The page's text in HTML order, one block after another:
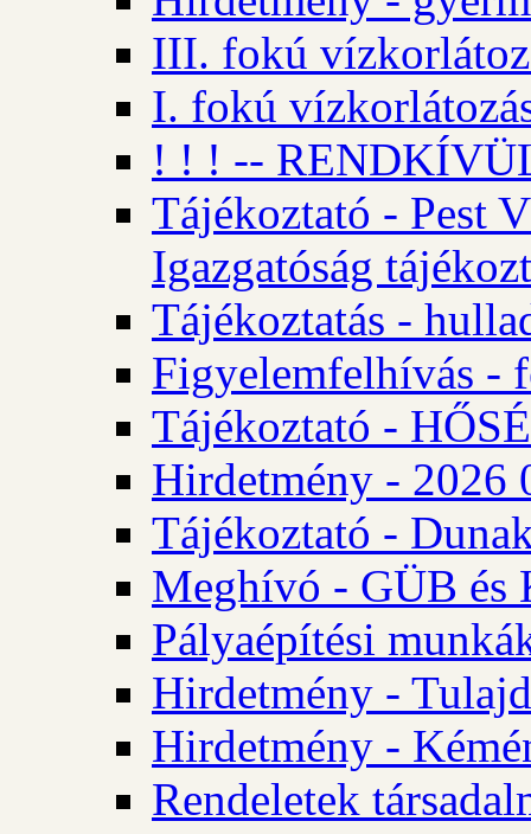
III. fokú
I. fokú
! ! ! --
Tájékoztató - Pest
Igazgatóság
Tájékoztatás -
Figyelemfelhívás -
Tájékoztató -
Hirdetmény - 2026
Tájékoztató -
Meghívó - GÜB és
Pályaépítési
Hirdetmény -
Hirdetmény -
Rendeletek